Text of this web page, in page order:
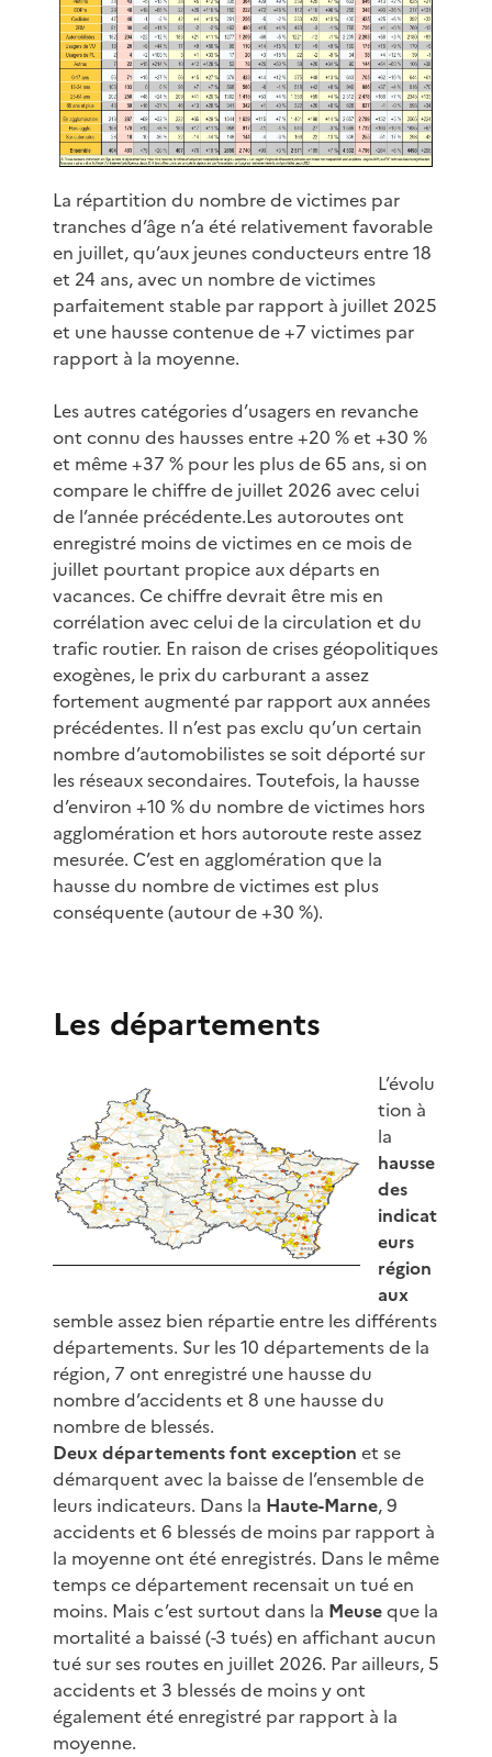
La répartition du nombre de victimes par
tranches d’âge n’a été relativement favorable
en juillet, qu’aux jeunes conducteurs entre 18
et 24 ans, avec un nombre de victimes
parfaitement stable par rapport à juillet 2025
et une hausse contenue de +7 victimes par
rapport à la moyenne.
Les autres catégories d’usagers en revanche
ont connu des hausses entre +20 % et +30 %
et même +37 % pour les plus de 65 ans, si on
compare le chiffre de juillet 2026 avec celui
de l’année précédente.Les autoroutes ont
enregistré moins de victimes en ce mois de
juillet pourtant propice aux départs en
vacances. Ce chiffre devrait être mis en
corrélation avec celui de la circulation et du
trafic routier. En raison de crises géopolitiques
exogènes, le prix du carburant a assez
fortement augmenté par rapport aux années
précédentes. Il n’est pas exclu qu’un certain
nombre d’automobilistes se soit déporté sur
les réseaux secondaires. Toutefois, la hausse
d’environ +10 % du nombre de victimes hors
agglomération et hors autoroute reste assez
mesurée. C’est en agglomération que la
hausse du nombre de victimes est plus
conséquente (autour de +30 %).
Les départements
L’évolu
tion à
la
hausse
des
indicat
eurs
région
aux
semble assez bien répartie entre les différents
départements. Sur les 10 départements de la
région, 7 ont enregistré une hausse du
nombre d’accidents et 8 une hausse du
nombre de blessés.
Deux départements font exception et se
démarquent avec la baisse de l’ensemble de
leurs indicateurs. Dans la Haute-Marne, 9
accidents et 6 blessés de moins par rapport à
la moyenne ont été enregistrés. Dans le même
temps ce département recensait un tué en
moins. Mais c’est surtout dans la Meuseque la
mortalité a baissé (-3 tués) en affichant aucun
tué sur ses routes en juillet 2026. Par ailleurs, 5
accidents et 3 blessés de moins y ont
également été enregistré par rapport à la
moyenne.